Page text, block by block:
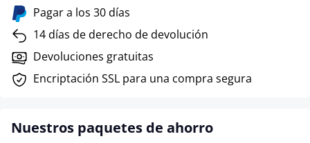
Pagar a los 30 días
14 días de derecho de devolución
Devoluciones gratuitas
Encriptación SSL para una compra segura
Nuestros paquetes de ahorro